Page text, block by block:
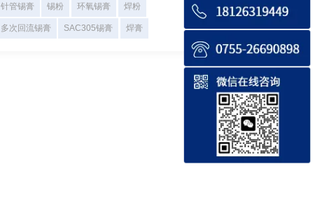
针管锡膏 锡粉 环氧锡膏 焊粉
多次回流锡膏 SAC305锡膏 焊膏